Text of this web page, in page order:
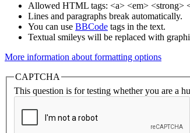
Allowed HTML tags: <a> <em>
Lines and paragraphs break automatically.
You can use BBCode tags in the text.
Textual smileys will be replaced with
More information about formatting options
CAPTCHA
This question is for testing whether you are a